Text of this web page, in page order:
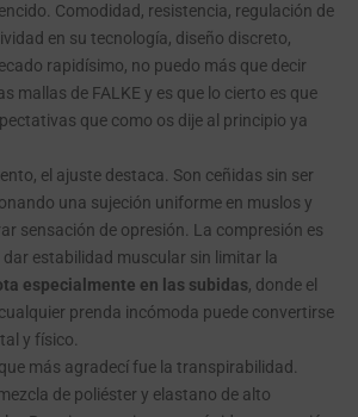
Comodidad, resistencia, regulación de
en su tecnología, diseño discreto,
rapidísimo, no puedo más que decir
mallas de FALKE y es que lo cierto es que
que como os dije al principio ya
el ajuste destaca. Son ceñidas sin ser
una sujeción uniforme en muslos y
sensación de opresión. La compresión es
estabilidad muscular sin limitar la
especialmente en las subidas, donde el
prenda incómoda puede convertirse
y físico.
más agradecí fue la transpirabilidad.
de poliéster y elastano de alto